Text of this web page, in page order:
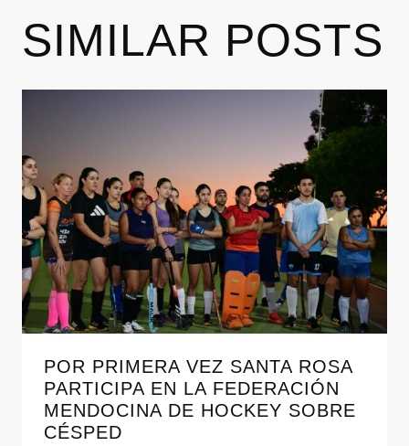
SIMILAR POSTS
POR PRIMERA VEZ SANTA ROSA
PARTICIPA EN LA FEDERACIÓN
MENDOCINA DE HOCKEY SOBRE
CÉSPED